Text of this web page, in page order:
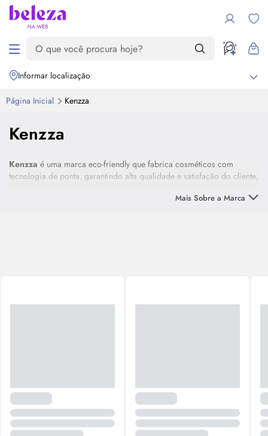
Informar localização
Página Inicial Kenzza
Kenzza
Kenzzaé uma marca eco-friendly que fabrica cosméticos com
tecnologia de ponta, garantindo alta qualidade e satisfação do cliente,
Mais Sobre a Marca